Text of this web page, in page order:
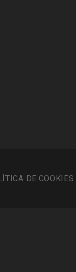
DE COOKIES